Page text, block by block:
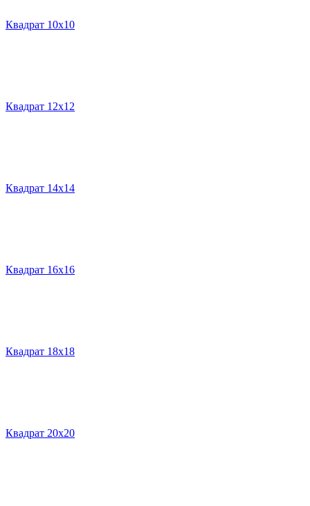
Квадрат 10х10
Квадрат 12х12
Квадрат 14х14
Квадрат 16х16
Квадрат 18х18
Квадрат 20х20